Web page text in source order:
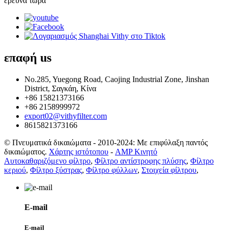
επαφή us
No.285, Yuegong Road, Caojing Industrial Zone, Jinshan
District, Σαγκάη, Κίνα
+86 15821373166
+86 2158999972
export02@vithyfilter.com
8615821373166
© Πνευματικά δικαιώματα - 2010-2024: Με επιφύλαξη παντός
δικαιώματος. Χάρτης ιστότοπου - AMP Κινητό
Αυτοκαθαριζόμενο φίλτρο, Φίλτρο αντίστροφης πλύσης, Φίλτρο
κεριού, Φίλτρο ξύστρας, Φίλτρο φύλλων, Στοιχεία φίλτρου,
E-mail
E-mail